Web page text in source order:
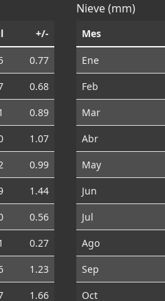
+/-
0.77
0.68
0.89
1.07
0.99
1.44
0.56
0.27
1.23
1.66
Nieve (mm)
Mes
Ene
Feb
Mar
Abr
May
Jun
Jul
Ago
Sep
Oct